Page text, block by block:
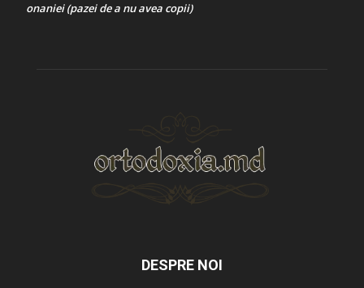
onaniei (pazei de a nu avea copii)
DESPRE NOI